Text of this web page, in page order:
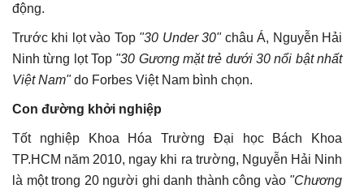
động.
Trước khi lọt vào Top "30 Under 30"châu Á, Nguyễn Hải
Ninh từng lọt Top "30 Gương mặt trẻ dưới 30 nổi bật nhất
Việt Nam"do Forbes Việt Nam bình chọn.
Con đường khởi nghiệp
Tốt nghiệp Khoa Hóa Trường Đại học Bách Khoa
TP.HCM năm 2010, ngay khi ra trường, Nguyễn Hải Ninh
là một trong 20 người ghi danh thành công vào"Chương